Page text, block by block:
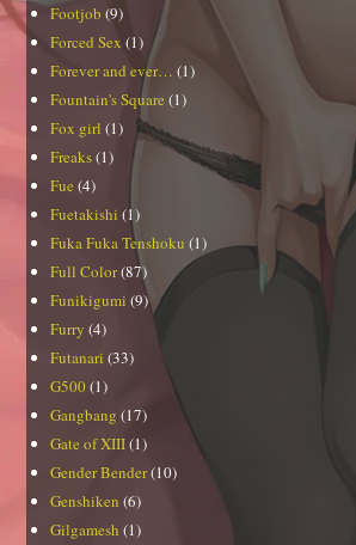
Footjob (9)
Forced Sex (1)
Forever and ever… (1)
Fountain's Square (1)
Fox girl (1)
Freaks(1)
Fue (4)
Fuetakishi (1)
Fuka Fuka Tenshoku (1)
Full Color(87)
Funikigumi (9)
Furry (4)
Futanari (33)
G500 (1)
Gangbang (17)
Gate of XIII(1)
Gender Bender(10)
Genshiken (6)
Gilgamesh (1)